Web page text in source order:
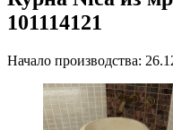
101114121
Начало производства: